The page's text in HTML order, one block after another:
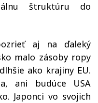
štruktúru do
aj na ďaleký
malo zásoby ropy
ako krajiny EU.
ani budúce USA
Japonci vo svojich